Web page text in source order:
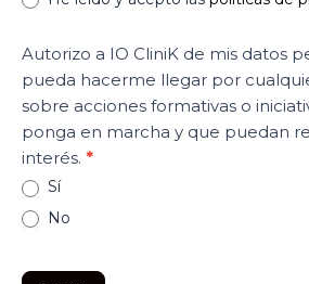
Autorizo a IO CliniK de mis datos
pueda hacerme llegar por
sobre acciones formativas o
ponga en marcha y que puedan
interés. *
Sí
No